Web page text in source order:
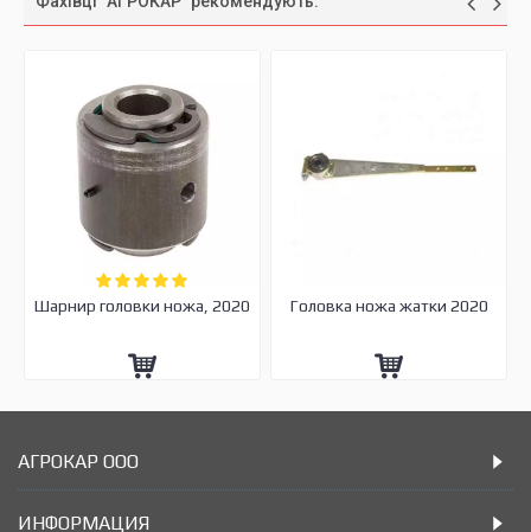
Шарнир головки ножа, 2020 Головка ножа жатки 2020
АГРОКАР ООО
ИНФОРМАЦИЯ